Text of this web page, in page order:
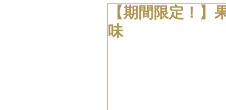
【期間限定！
味